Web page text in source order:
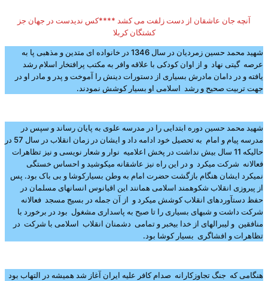
آنچه جان عاشقان از دست زلفت می کشد ****کس ندیدست در جهان جز
کشتگان کربلا
شهید محمد حسین زمردیان در سال 1346 در خانواده ای متدین و مذهبی پا به
عرصه گیتی نهاد و از اوان کودکی با علاقه وافر به مکتب پرافتخار اسلام رشد
یافته و در دامان مادرش بسیاری از دستورات دینش را آموخت و پدر و مادر او در
جهت تربیت صحیح و رشد اسلامی او بسیار کوشش نمودند.
شهید محمد حسین دوره ابتدایی را در مدرسه علوی به پایان رساند و سپس در
مدرسه پیام و امام به تحصیل خود ادامه داد و ایشان در زمان انقلاب در سال 57 در
حالیکه 11 سال بیش نداشت در پخش اعلامیه نوار و شعار نویسی و نیز تظاهرات
فعالانه شرکت میکرد و در این راه نیز عاشقانه میکوشید و احساس خستگی
نمیکرد ایشان هنگام بازگشت حضرت امام به وطن بسیارکوشا و بی باک بود. پس
از پیروزی انقلاب شکوهمند اسلامی همانند این اقیانوس انسانهای مسلمان در
حفظ دستآوردهای انقلاب کوشش میکرد و از آن جمله در بسیج مسجد فعالانه
شرکت داشت و شبهای بسیاری را تا صبح به پاسداری مشغول بود در برخورد با
منافقین و لیبرالهای از خدا بیخبر و تمامی دشمنان انقلاب اسلامی با شرکت در
تظاهرات و افشاگری بسیار کوشا بود.
هنگامی که جنگ تجاوزکارانه صدام کافر علیه ایران آغاز شد همیشه در التهاب بود